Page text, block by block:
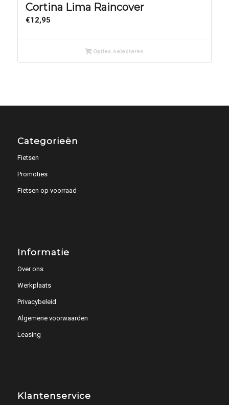
Cortina Lima Raincover
€12,95
Opties selecteren
Categorieën
Fietsen
Promoties
Fietsen op voorraad
Informatie
Over ons
Werkplaats
Privacybeleid
Algemene voorwaarden
Leasing
Klantenservice